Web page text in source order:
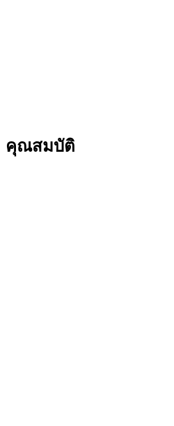
คุณสมบัติ